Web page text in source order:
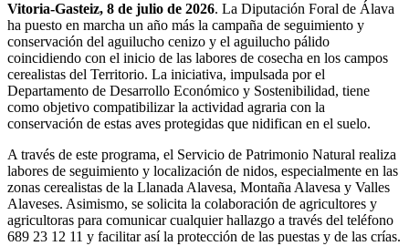
Vitoria-Gasteiz, 8 de julio de 2026. La Diputación Foral de Álava
ha puesto en marcha un año más la campaña de seguimiento y
conservación del aguilucho cenizo y el aguilucho pálido
coincidiendo con el inicio de las labores de cosecha en los campos
cerealistas del Territorio. La iniciativa, impulsada por el
Departamento de Desarrollo Económico y Sostenibilidad, tiene
como objetivo compatibilizar la actividad agraria con la
conservación de estas aves protegidas que nidifican en el suelo.
A través de este programa, el Servicio de Patrimonio Natural realiza
labores de seguimiento y localización de nidos, especialmente en las
zonas cerealistas de la Llanada Alavesa, Montaña Alavesa y Valles
Alaveses. Asimismo, se solicita la colaboración de agricultores y
agricultoras para comunicar cualquier hallazgo a través del teléfono
689 23 12 11 y facilitar así la protección de las puestas y de las crías.